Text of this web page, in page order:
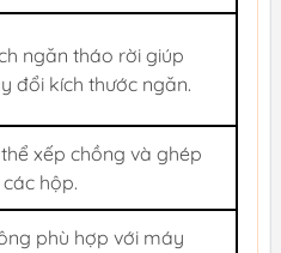
ngăn tháo rời giúp
đổi kích thước ngăn.
xếp chồng và ghép
các hộp.
phù hợp với máy